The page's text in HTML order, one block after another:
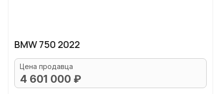
BMW 750 2022
Цена продавца
4 601 000 ₽